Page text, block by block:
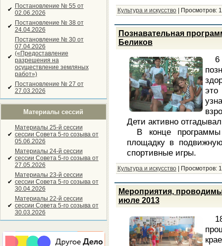
✔ Постановление № 55 от
02.06.2026
✔ Постановление № 38 от
24.04.2026
✔
Постановление № 30 от
07.04.2026
(«Предоставление
разрешения на
осуществление земляных
работ»)
✔ Постановление № 27 от
27.03.2026
Материалы сессий
✔
Материалы 25-й сессии
сессии Совета 5-го созыва от
05.06.2026
✔
Материалы 24-й сессии
сессии Совета 5-го созыва от
27.05.2026
✔
Материалы 23-й сессии
сессии Совета 5-го созыва от
30.04.2026
✔
Материалы 22-й сессии
сессии Совета 5-го созыва от
30.03.2026
Культура и искусство| Просмотров:
Познавательная
Беликов
6
Дети активно
В конце
площадку в
спортивные игры.
Культура и искусство| Просмотров:
Мероприятия,
июле 2013